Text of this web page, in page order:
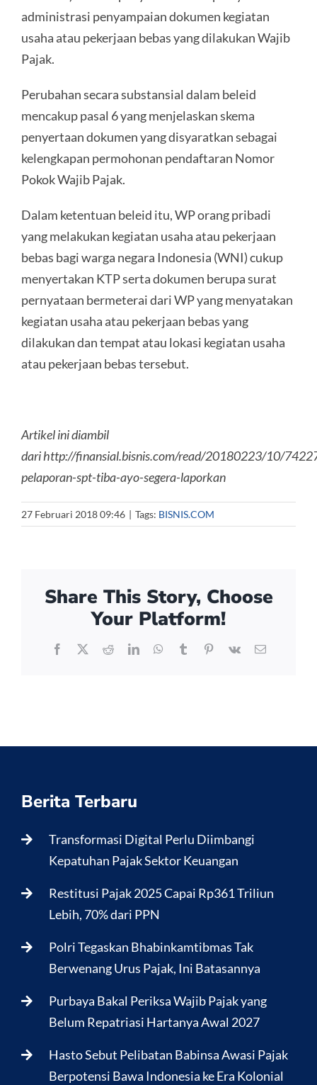
administrasi penyampaian dokumen kegiatan
usaha atau pekerjaan bebas yang dilakukan Wajib
Pajak.
Perubahan secara substansial dalam beleid
mencakup pasal 6 yang menjelaskan skema
penyertaan dokumen yang disyaratkan sebagai
kelengkapan permohonan pendaftaran Nomor
Pokok Wajib Pajak.
Dalam ketentuan beleid itu, WP orang pribadi
yang melakukan kegiatan usaha atau pekerjaan
bebas bagi warga negara Indonesia (WNI) cukup
menyertakan KTP serta dokumen berupa surat
pernyataan bermeterai dari WP yang menyatakan
kegiatan usaha atau pekerjaan bebas yang
dilakukan dan tempat atau lokasi kegiatan usaha
atau pekerjaan bebas tersebut.
Artikel ini diambil
dari http://finansial.bisnis.com/read/20180223/10/
pelaporan-spt-tiba-ayo-segera-laporkan
27 Februari 2018 09:46 | Tags: BISNIS.COM
Share This Story, Choose
Your Platform!
Facebook
X RedditLinkedInWhatsApp
TumblrPinterest
Vk Email
Berita Terbaru
Transformasi Digital Perlu Diimbangi
Kepatuhan Pajak Sektor Keuangan
Restitusi Pajak 2025 Capai Rp361 Triliun
Lebih, 70% dari PPN
Polri Tegaskan Bhabinkamtibmas Tak
Berwenang Urus Pajak, Ini Batasannya
Purbaya Bakal Periksa Wajib Pajak yang
Belum Repatriasi Hartanya Awal 2027
Hasto Sebut Pelibatan Babinsa Awasi Pajak
Berpotensi Bawa Indonesia ke Era Kolonial